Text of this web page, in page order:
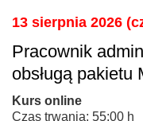
13 sierpnia 2026
Pracownik
obsługą pakietu
Kurs online
Czas trwania: 55:00 h